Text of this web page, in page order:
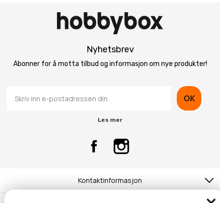
Nyhetsbrev
Abonner for å motta tilbud og informasjon om nye produkter!
OK
Les mer
Kontaktinformasjon